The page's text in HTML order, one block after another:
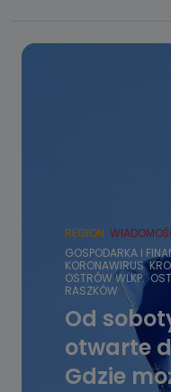
REGION
GOSPODARKA I
KORONAWIRUS
OSTRÓW WLKP.
RASZKÓW
Od
otwarte
Gdzie